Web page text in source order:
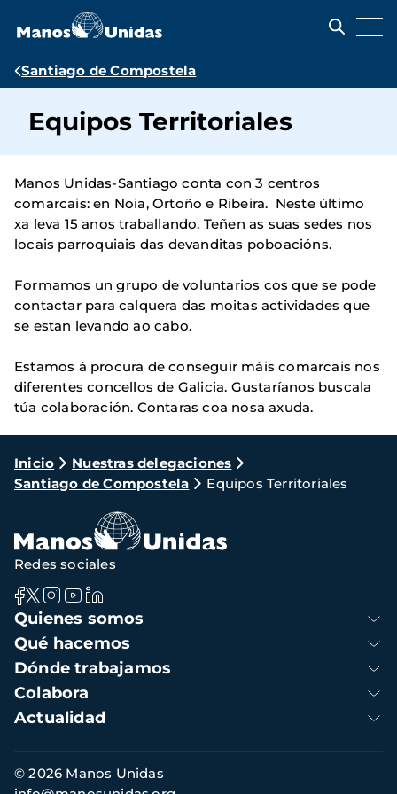
contenido
Ruta
navegación
Santiago de Compostela
Equipos Territoriales
Manos Unidas-Santiago conta con 3 centros
comarcais: en Noia, Ortoño e Ribeira. Neste último
xa leva 15 anos traballando. Teñen as suas sedes nos
locais parroquiais das devanditas poboacións.
Formamos un grupo de voluntarios cos que se pode
contactar para calquera das moitas actividades que
se estan levando ao cabo.
Estamos á procura de conseguir máis comarcais nos
diferentes concellos de Galicia. Gustaríanos buscala
túa colaboración. Contaras coa nosa axuda.
Ruta
de
navegación
Inicio
Nuestras delegaciones
Santiago de Compostela
Equipos Territoriales
Navegación
principal
Quienes somos
Qué hacemos
Dónde trabajamos
Colabora
Actualidad
Redes sociales
Información
de
© 2026 Manos Unidas